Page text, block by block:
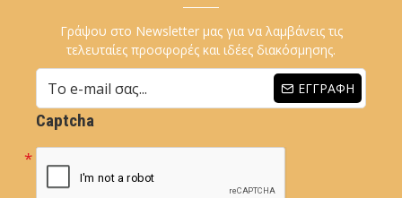
Γράψου στο Newsletter μας για να λαμβάνεις τις
τελευταίες προσφορές και ιδέες διακόσμησης.
ΕΓΓΡΑΦΉ
Captcha